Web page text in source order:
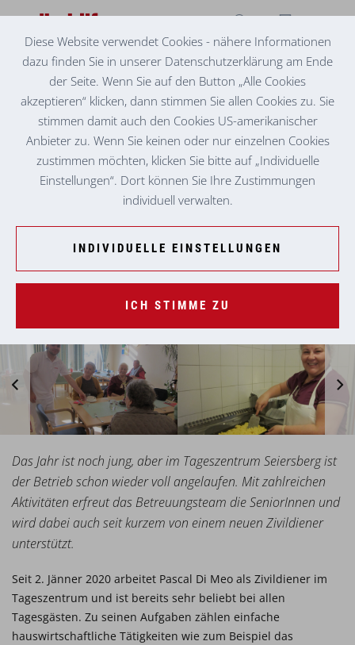
TAGESZENTRUM SEIERSBERG
MIT VOLLDAMPF INS NEUE JAHR
Das Jahr ist noch jung, aber im Tageszentrum Seiersberg ist
der Betrieb schon wieder voll angelaufen. Mit zahlreichen
Aktivitäten erfreut das Betreuungsteam die SeniorInnen und
wird dabei auch seit kurzem von einem neuen Zivildiener
unterstützt.
Seit 2. Jänner 2020 arbeitet Pascal Di Meo als Zivildiener im
Tageszentrum und ist bereits sehr beliebt bei allen
Tagesgästen. Zu seinen Aufgaben zählen einfache
hauswirtschaftliche Tätigkeiten wie zum Beispiel das
Diese Website verwendet Cookies - nähere Informationen
dazu finden Sie in unserer Datenschutzerklärung am Ende
der Seite. Wenn Sie auf den Button „Alle Cookies
akzeptieren“ klicken, dann stimmen Sie allen Cookies zu. Sie
stimmen damit auch den Cookies US-amerikanischer
Anbieter zu. Wenn Sie keinen oder nur einzelnen Cookies
zustimmen möchten, klicken Sie bitte auf „Individuelle
Einstellungen“. Dort können Sie Ihre Zustimmungen
individuell verwalten.
INDIVIDUELLE EINSTELLUNGEN
ICH STIMME ZU